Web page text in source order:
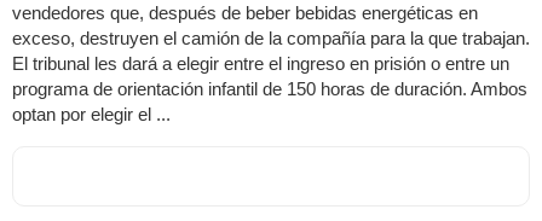
vendedores que, después de beber bebidas energéticas en
exceso, destruyen el camión de la compañía para la que trabajan.
El tribunal les dará a elegir entre el ingreso en prisión o entre un
programa de orientación infantil de 150 horas de duración. Ambos
optan por elegir el ...